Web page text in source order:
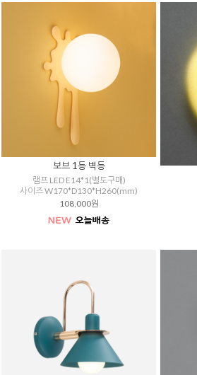
보브 1등 벽등
램프 LED E14*1(별도구매)
사이즈 W170*D130*H260(mm)
108,000원